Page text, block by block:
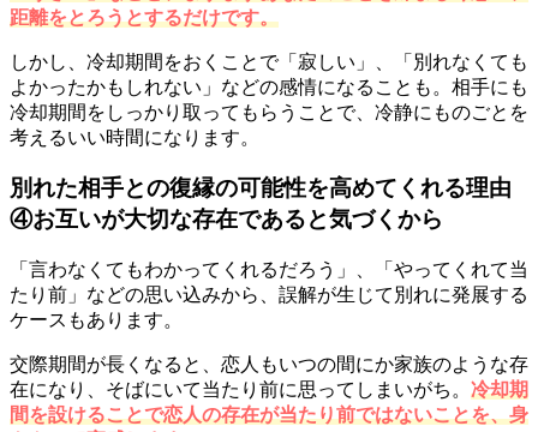
距離をとろうとするだけです。
しかし、冷却期間をおくことで「寂しい」、「別れなくても
よかったかもしれない」などの感情になることも。相手にも
冷却期間をしっかり取ってもらうことで、冷静にものごとを
考えるいい時間になります。
別れた相手との復縁の可能性を高めてくれる理由
④お互いが大切な存在であると気づくから
「言わなくてもわかってくれるだろう」、「やってくれて当
たり前」などの思い込みから、誤解が生じて別れに発展する
ケースもあります。
交際期間が長くなると、恋人もいつの間にか家族のような存
在になり、そばにいて当たり前に思ってしまいがち。 冷却期
間を設けることで恋人の存在が当たり前ではないことを、身